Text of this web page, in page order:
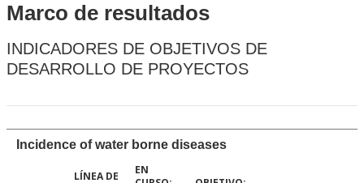
Marco de resultados
INDICADORES DE OBJETIVOS DE
DESARROLLO DE PROYECTOS
Incidence of water borne diseases